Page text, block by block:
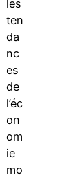
les
ten
da
nc
es
de
l’éc
on
om
ie
mo